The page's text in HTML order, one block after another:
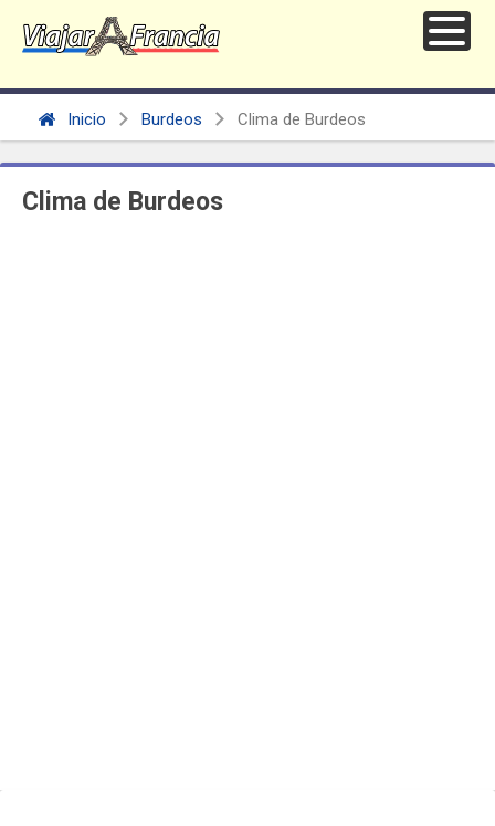
Inicio Burdeos Clima de Burdeos
Clima de Burdeos